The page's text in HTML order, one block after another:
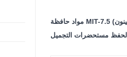
)
لحفظ مستحضرات التجميل